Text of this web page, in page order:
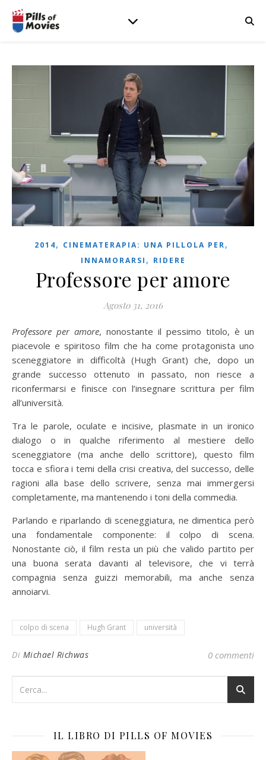
2014, CINEMATERAPIA: UNA PILLOLA PER,
INNAMORARSI , RIDERE
Professore per amore
Agosto 31, 2016
Professore per amore, nonostante il pessimo titolo, è un
piacevole e spiritoso film che ha come protagonista uno
sceneggiatore in difficoltà (Hugh Grant) che, dopo un
grande successo ottenuto in passato, non riesce a
riconfermarsi e finisce con l’insegnare scrittura per film
all’università.
Tra le parole, oculate e incisive, plasmate in un ironico
dialogo o in qualche riferimento al mestiere dello
sceneggiatore (ma anche dello scrittore), questo film
tocca e sfiora i temi della crisi creativa, del successo, delle
ragioni alla base dello scrivere, senza mai immergersi
completamente, ma mantenendo i toni della commedia.
Parlando e riparlando di sceneggiatura, ne dimentica però
una fondamentale componente: il colpo di scena.
Nonostante ciò, il film resta un più che valido partito per
una buona serata davanti al televisore, che vi terrà
compagnia senza guizzi memorabili, ma anche senza
annoiarvi.
colpo di scena Hugh Grant università
Di Michael Richwas 0 commenti
IL LIBRO DI PILLS OF MOVIES